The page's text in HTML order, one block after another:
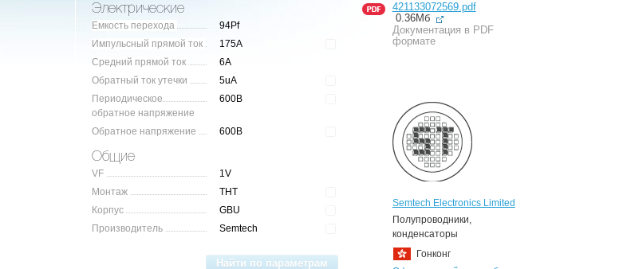
Электрические
Емкость перехода
94Pf
Импульсный прямой ток
175A
Средний прямой ток
6A
Обратный ток утечки
5uA
Периодическое
обратное напряжение
600В
Обратное напряжение 600В
Общие
VF
1V
Монтаж
THT
Корпус
GBU
Производитель
Semtech
421133072569.pdf
0.36Мб
Документация в PDF
формате
Semtech Electronics Limited
Полупроводники,
конденсаторы
Гонконг